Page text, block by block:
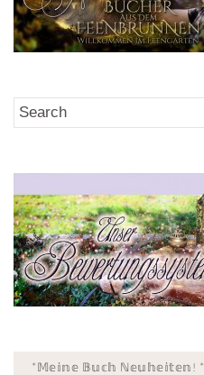
*𝕄𝕖𝕚𝕟𝕖 𝔹𝕦𝕔𝕙 ℕ𝕖𝕦𝕙𝕖𝕚𝕥𝕖𝕟! *